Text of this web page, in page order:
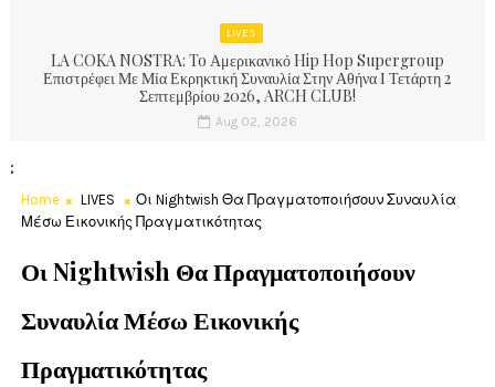
LIVES
LA COKA NOSTRA: To Αμερικανικό Hip Hop Supergroup
Επιστρέφει Με Μία Εκρηκτική Συναυλία Στην Αθήνα Ι Τετάρτη 2
Σεπτεμβρίου 2026, ARCH CLUB!
Aug 02, 2026
;
Home LIVES
Οι Nightwish Θα Πραγματοποιήσουν Συναυλία
Μέσω Εικονικής Πραγματικότητας
Οι Nightwish Θα Πραγματοποιήσουν
Συναυλία Μέσω Εικονικής
Πραγματικότητας